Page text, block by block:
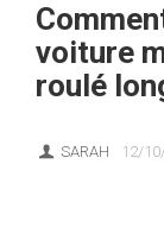
voiture
roulé
SARAH 12/